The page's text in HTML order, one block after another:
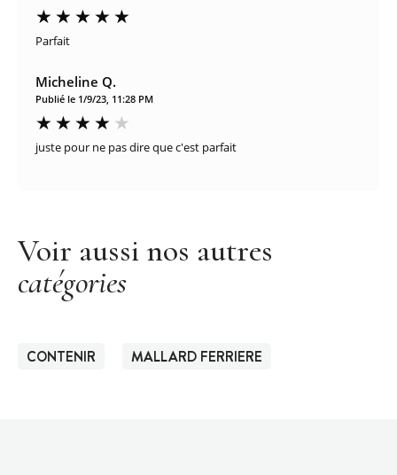
Parfait
Micheline Q.
Publié le 1/9/23, 11:28 PM
juste pour ne pas dire que c'est parfait
Voir aussi nos autres
catégories
CONTENIR MALLARD FERRIERE